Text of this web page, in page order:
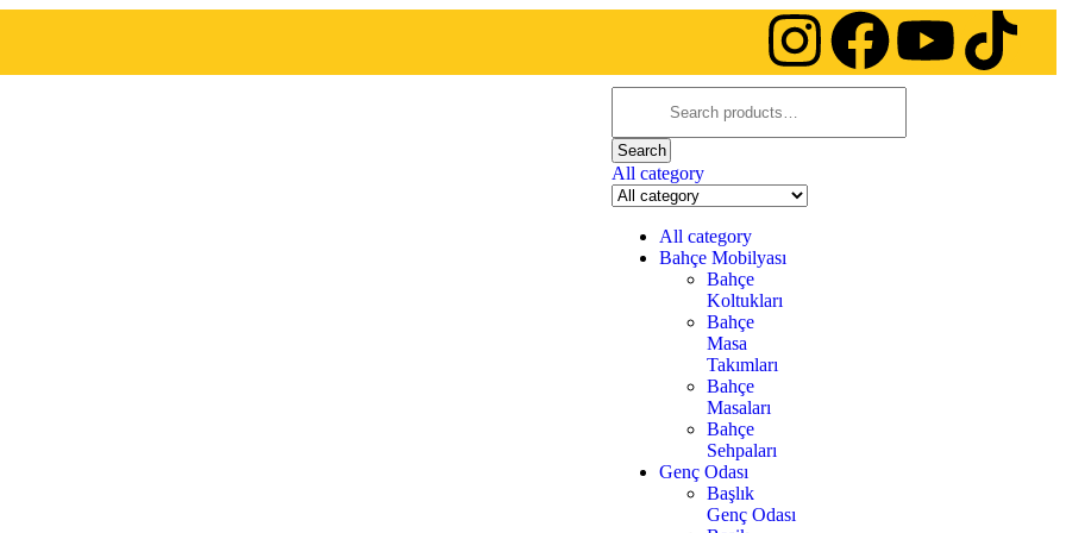
Search
All category
All category
Bahçe Mobilyası
Bahçe
Koltukları
Bahçe
Masa
Takımları
Bahçe
Masaları
Bahçe
Sehpaları
Genç Odası
Başlık
Genç Odası